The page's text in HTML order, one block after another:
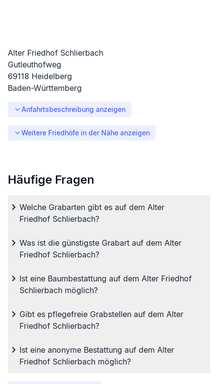
Alter Friedhof Schlierbach
Gutleuthofweg
69118 Heidelberg
Baden-Württemberg
Anfahrtsbeschreibung anzeigen
Weitere Friedhöfe in der Nähe anzeigen
Häufige Fragen
Welche Grabarten gibt es auf dem Alter
Friedhof Schlierbach?
Was ist die günstigste Grabart auf dem Alter
Friedhof Schlierbach?
Ist eine Baumbestattung auf dem Alter Friedhof
Schlierbach möglich?
Gibt es pflegefreie Grabstellen auf dem Alter
Friedhof Schlierbach?
Ist eine anonyme Bestattung auf dem Alter
Friedhof Schlierbach möglich?